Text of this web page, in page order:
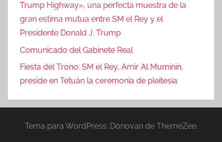
Trump Highway», una perfecta muestra de la
gran estima mutua entre SM el Rey y el
Presidente Donald J. Trump
Comunicado del Gabinete Real
Fiesta del Trono: SM el Rey, Amir Al Muminin,
preside en Tetuán la ceremonia de pleitesía
Tema para WordPress: Donovan de ThemeZee.